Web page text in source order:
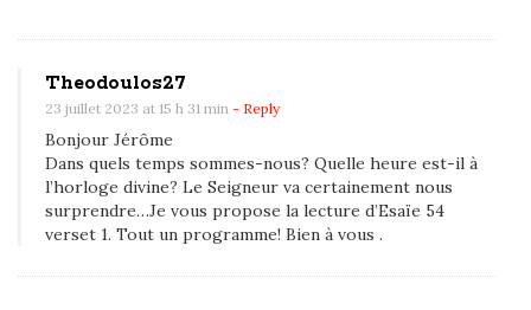
d
e
s
n
a
t
Theodoulos27
23 juillet 2023 at 15 h 31 min - Reply
Bonjour Jérôme
Dans quels temps sommes-nous? Quelle heure est-il à
l’horloge divine? Le Seigneur va certainement nous
surprendre…Je vous propose la lecture d’Esaïe 54
verset 1. Tout un programme! Bien à vous .